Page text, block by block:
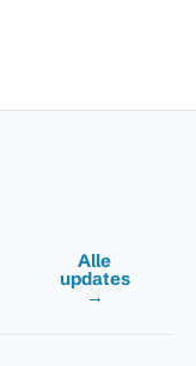
Alle
updates
→